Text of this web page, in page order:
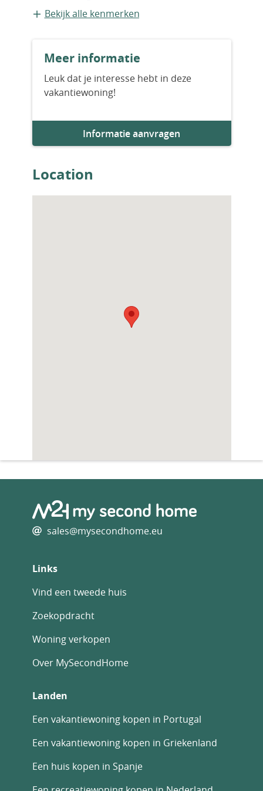
Vrijstaande recreatiewoning
Nieuwbouw
Bouwjaar
Aantal slaapkamers
Aantal badkamers
Bekijk alle kenmerken
Meer informatie
Leuk dat je interesse hebt in deze
vakantiewoning!
Informatie aanvragen
Location
sales@mysecondhome.eu
Links
Vind een tweede huis
Zoekopdracht
Woning verkopen
Over MySecondHome
Landen
Een vakantiewoning kopen in Portugal
Een vakantiewoning kopen in Griekenland
Een huis kopen in Spanje